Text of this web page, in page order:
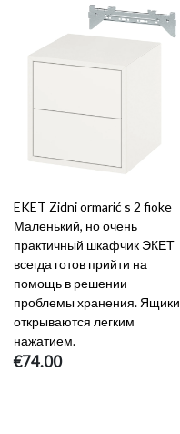
EKET Zidni ormarić s 2 fioke
Маленький, но очень
практичный шкафчик ЭКЕТ
всегда готов прийти на
помощь в решении
проблемы хранения. Ящики
открываются легким
нажатием.
€74.00